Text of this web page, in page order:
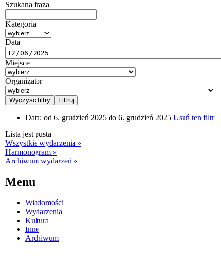
Szukana fraza
Kategoria
Data
Miejsce
Organizator
Data: od 6. grudzień 2025 do 6. grudzień 2025 Usuń ten filtr
Lista jest pusta
Wszystkie wydarzenia »
Harmonogram »
Archiwum wydarzeń »
Menu
Wiadomości
Wydarzenia
Kultura
Inne
Archiwum